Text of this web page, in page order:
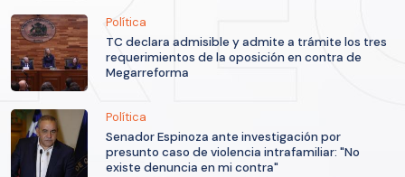
Política
TC declara admisible y admite a trámite los tres
requerimientos de la oposición en contra de
Megarreforma
Política
Senador Espinoza ante investigación por
presunto caso de violencia intrafamiliar: "No
existe denuncia en mi contra"